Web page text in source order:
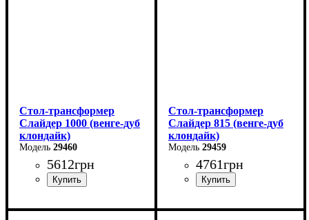
Стол-трансформер
Слайдер 1000 (венге-дуб
клондайк)
29460
5612грн
Длина: 100 (+100) см
Стол-трансформер
Слайдер 815 (венге-дуб
клондайк)
29459
4761грн
Длина: 81,5 (+81,5) см